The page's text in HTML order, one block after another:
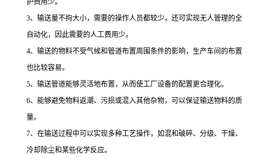
护费用少。
3、输送量不拘大小，需要的操作人员都较少，还可实现无人管理的全
自动化，因此需要的人工费用少。
4、输送的物料不受气候和管道布置周围条件的影响，生产车间的布置
也比较容易。
5、输送管道能够灵活地布置，从而使工厂设备的配置更合理化。
6、能够避免物料返潮、污损或混入其他杂物，可以保证输送物料的质
量。
7、在输送过程中可以实现多种工艺操作，如混和破碎、分级、干燥、
冷却除尘和某些化学反应。